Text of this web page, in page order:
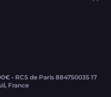
• RCS de Paris 884750035 17
France